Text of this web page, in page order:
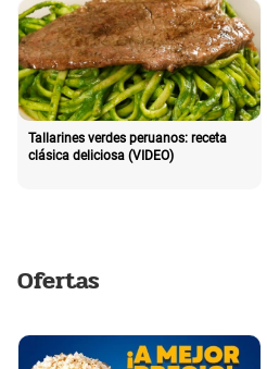
Tallarines verdes peruanos: receta
clásica deliciosa (VIDEO)
Ofertas